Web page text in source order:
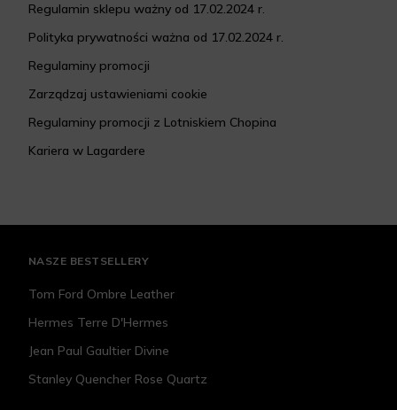
Regulamin sklepu ważny od 17.02.2024 r.
Polityka prywatności ważna od 17.02.2024 r.
Regulaminy promocji
Zarządzaj ustawieniami cookie
Regulaminy promocji z Lotniskiem Chopina
Kariera w Lagardere
NASZE BESTSELLERY
Tom Ford Ombre Leather
Hermes Terre D'Hermes
Jean Paul Gaultier Divine
Stanley Quencher Rose Quartz